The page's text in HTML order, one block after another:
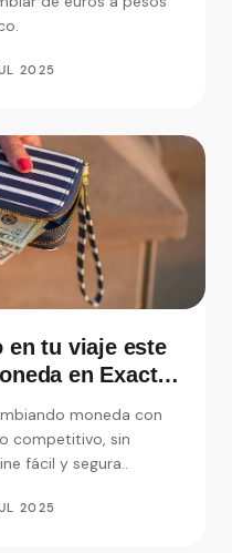
2025
en tu viaje este
en Exact
moneda con
competitivo, sin
fácil y segura..
2025